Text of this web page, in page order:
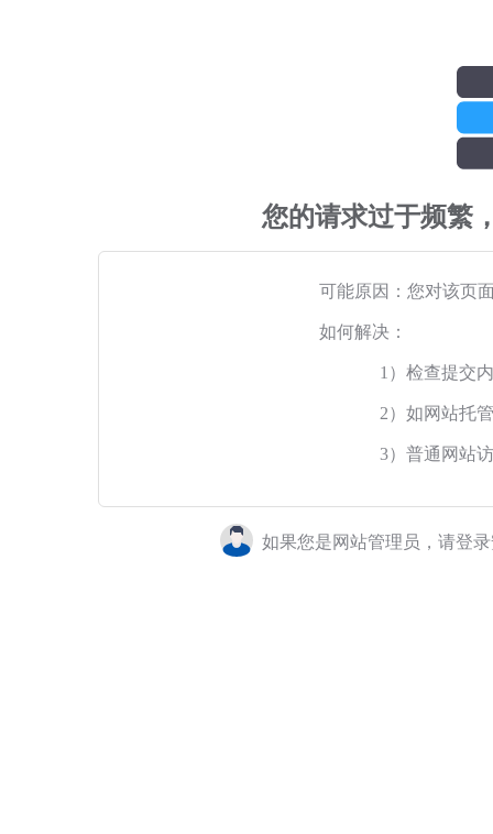
您的请求过于频繁
可能原因：您对该页
如何解决：
1）检查提交
2）如网站托
3）普通网站
如果您是网站管理员，请登